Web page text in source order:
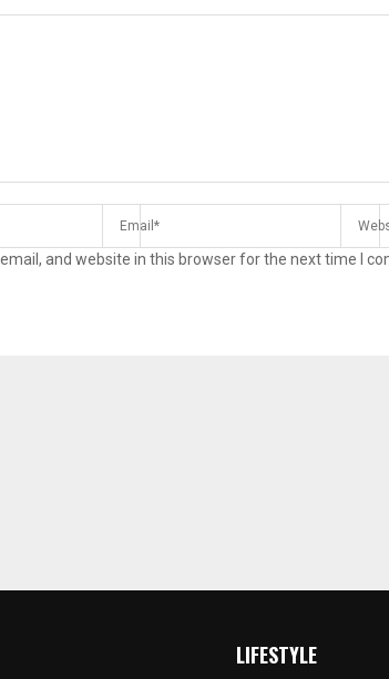
and website in this browser for the next time I
LIFESTYLE